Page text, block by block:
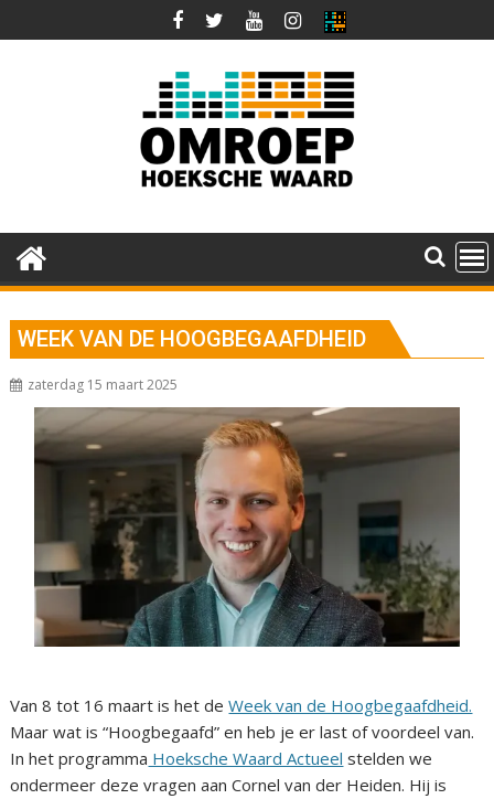
naar
WEEK VAN DE HOOGBEGAAFDHEID
zaterdag 15 maart 2025
Van 8 tot 16 maart is het deWeek van de Hoogbegaafdheid.
Maar wat is “Hoogbegaafd” en heb je er last of voordeel van.
In het programma Hoeksche Waard Actueel stelden we
ondermeer deze vragen aan Cornel van der Heiden. Hij is